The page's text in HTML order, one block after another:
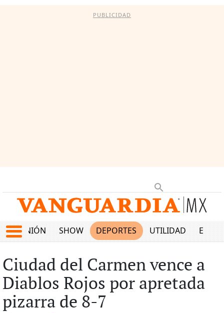
PUBLICIDAD
OPINIÓN SHOW DEPORTES UTILIDAD
Ciudad del Carmen vence a
Diablos Rojos por apretada
pizarra de 8-7